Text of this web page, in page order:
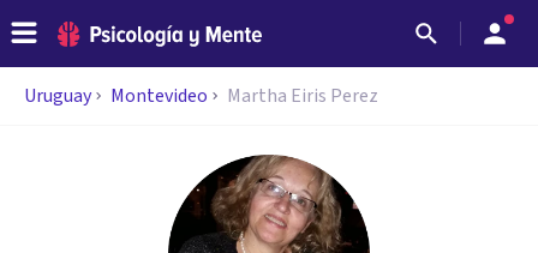
Uruguay Montevideo Martha Eiris Perez